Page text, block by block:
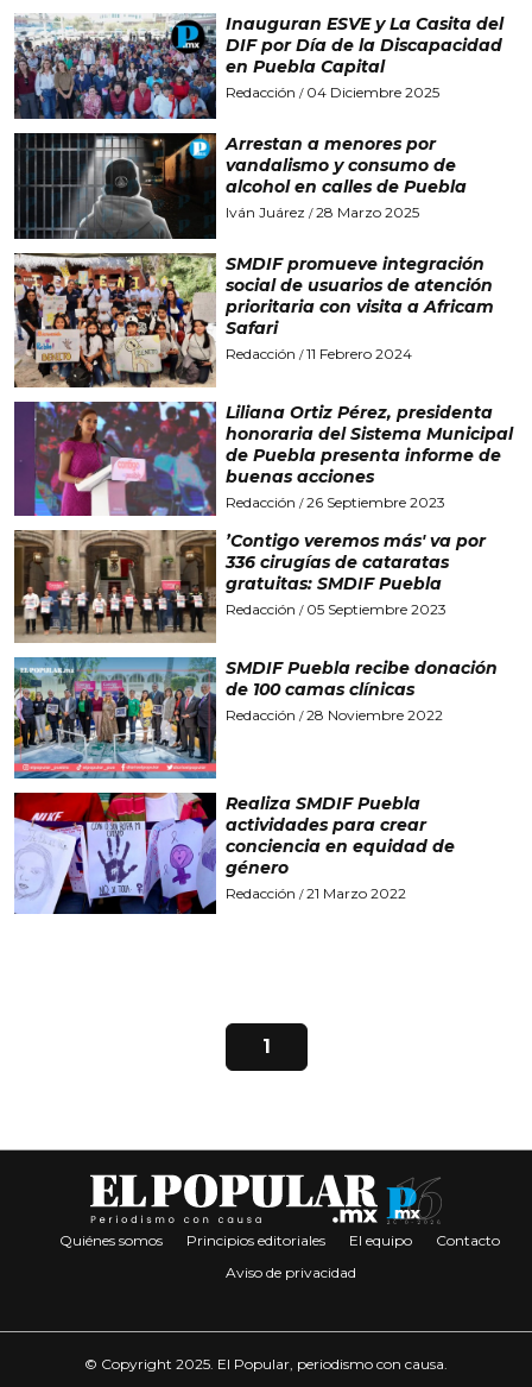
Inauguran ESVE y La Casita del
DIF por Día de la Discapacidad
en Puebla Capital
Redacción / 04 Diciembre 2025
Arrestan a menores por
vandalismo y consumo de
alcohol en calles de Puebla
Iván Juárez /28 Marzo 2025
SMDIF promueve integración
social de usuarios de atención
prioritaria con visita a Africam
Safari
Redacción /11 Febrero 2024
Liliana Ortiz Pérez, presidenta
honoraria del Sistema Municipal
de Puebla presenta informe de
buenas acciones
Redacción /26 Septiembre 2023
’Contigo veremos más' va por
336 cirugías de cataratas
gratuitas: SMDIF Puebla
Redacción / 05 Septiembre 2023
SMDIF Puebla recibe donación
de 100 camas clínicas
Redacción /28 Noviembre 2022
Realiza SMDIF Puebla
actividades para crear
conciencia en equidad de
género
Redacción /21 Marzo 2022
1
Quiénes somos Principios editoriales El equipo
Contacto
Aviso de privacidad
© Copyright 2025. El Popular, periodismo con causa.